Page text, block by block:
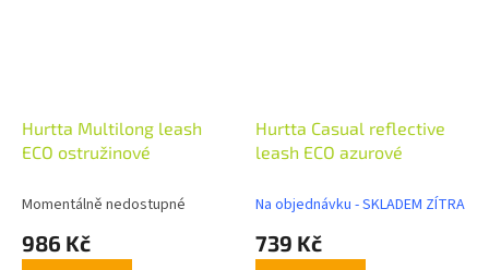
Hurtta Multilong leash
ECO ostružinové
Momentálně nedostupné
986 Kč
Hurtta Casual reflective
leash ECO azurové
Na objednávku - SKLADEM ZÍTRA
739 Kč